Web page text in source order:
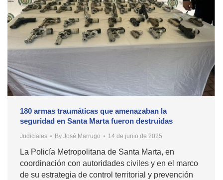
180 armas traumáticas que amenazaban la
seguridad en Santa Marta fueron destruidas
Judiciales By José Marrugo 14 de junio de 2025
La Policía Metropolitana de Santa Marta, en
coordinación con autoridades civiles y en el marco
de su estrategia de control territorial y prevención